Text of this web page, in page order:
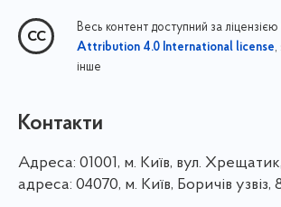
Весь контент доступний за ліцензією
Attribution 4.0 International license,
інше
Контакти
Адреса: 01001, м. Київ, вул.
адреса: 04070, м. Київ, Боричів узвіз,